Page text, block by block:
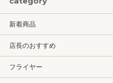
新着商品
店長のおすすめ
フライヤー